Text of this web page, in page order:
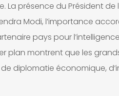
présence du Président
Modi, l’importance
pays pour
plan montrent que les
diplomatie économique,